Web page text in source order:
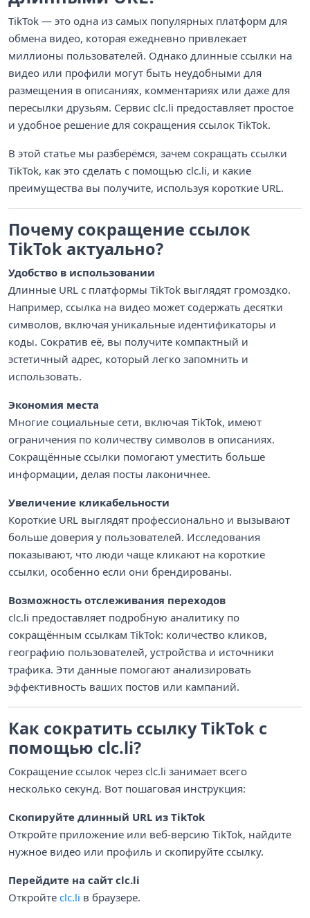
TikTok — это одна из самых популярных платформ для
обмена видео, которая ежедневно привлекает
миллионы пользователей. Однако длинные ссылки на
видео или профили могут быть неудобными для
размещения в описаниях, комментариях или даже для
пересылки друзьям. Сервис clc.li предоставляет простое
и удобное решение для сокращения ссылок TikTok.
В этой статье мы разберёмся, зачем сокращать ссылки
TikTok, как это сделать с помощью clc.li, и какие
преимущества вы получите, используя короткие URL.
Почему сокращение ссылок
TikTok актуально?
Удобство в использовании
Длинные URL с платформы TikTok выглядят громоздко.
Например, ссылка на видео может содержать десятки
символов, включая уникальные идентификаторы и
коды. Сократив её, вы получите компактный и
эстетичный адрес, который легко запомнить и
использовать.
Экономия места
Многие социальные сети, включая TikTok, имеют
ограничения по количеству символов в описаниях.
Сокращённые ссылки помогают уместить больше
информации, делая посты лаконичнее.
Увеличение кликабельности
Короткие URL выглядят профессионально и вызывают
больше доверия у пользователей. Исследования
показывают, что люди чаще кликают на короткие
ссылки, особенно если они брендированы.
Возможность отслеживания переходов
clc.li предоставляет подробную аналитику по
сокращённым ссылкам TikTok: количество кликов,
географию пользователей, устройства и источники
трафика. Эти данные помогают анализировать
эффективность ваших постов или кампаний.
Как сократить ссылку TikTok с
помощью clc.li?
Сокращение ссылок через clc.li занимает всего
несколько секунд. Вот пошаговая инструкция:
Скопируйте длинный URL из TikTok
Откройте приложение или веб-версию TikTok, найдите
нужное видео или профиль и скопируйте ссылку.
Перейдите на сайт clc.li
Откройте clc.li в браузере.